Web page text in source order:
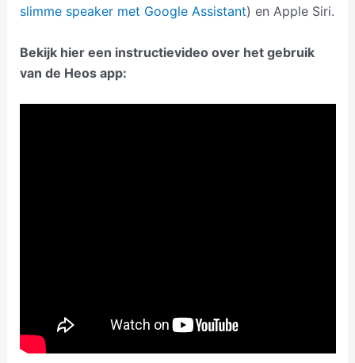
slimme speaker met Google Assistant) en Apple Siri.
Bekijk hier een instructievideo over het gebruik
van de Heos app: